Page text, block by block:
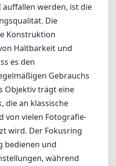
werden, ist die
Die
Konstruktion
Haltbarkeit und
es den
Gebrauchs
Objektiv trägt eine
die an klassische
von vielen Fotografie-
wird. Der Fokusring
bedienen und
während